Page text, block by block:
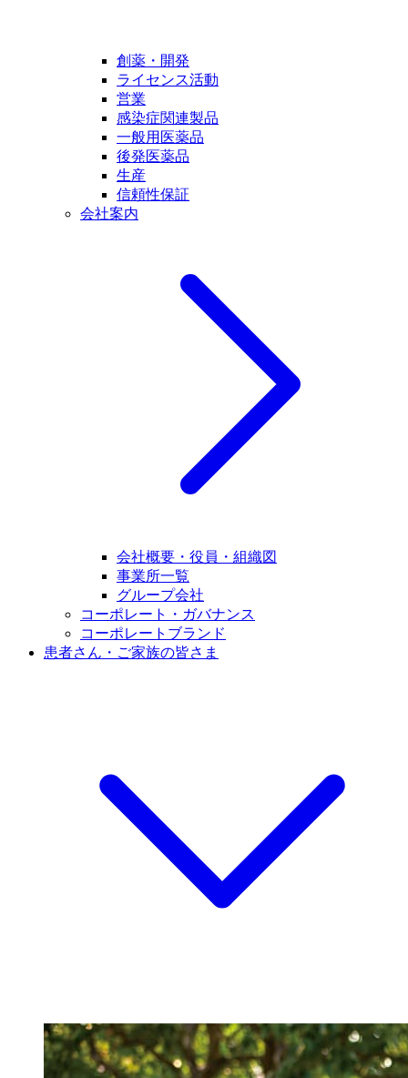
創薬・開発
ライセンス活動
営業
感染症関連製品
一般用医薬品
後発医薬品
生産
信頼性保証
会社案内
会社概要・役員・組織図
事業所一覧
グループ会社
コーポレート・ガバナンス
コーポレートブランド
患者さん・ご家族の皆さま